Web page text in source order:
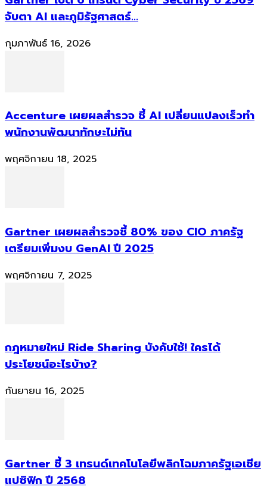
จับตา AI และภูมิรัฐศาสตร์...
กุมภาพันธ์ 16, 2026
Accenture เผยผลสำรวจ ชี้ AI เปลี่ยนแปลงเร็วทำ
พนักงานพัฒนาทักษะไม่ทัน
พฤศจิกายน 18, 2025
Gartner เผยผลสำรวจชี้ 80% ของ CIO ภาครัฐ
เตรียมเพิ่มงบ GenAI ปี 2025
พฤศจิกายน 7, 2025
กฎหมายใหม่ Ride Sharing บังคับใช้! ใครได้
ประโยชน์อะไรบ้าง?
กันยายน 16, 2025
Gartner ชี้ 3 เทรนด์เทคโนโลยีพลิกโฉมภาครัฐเอเชีย
แปซิฟิก ปี 2568